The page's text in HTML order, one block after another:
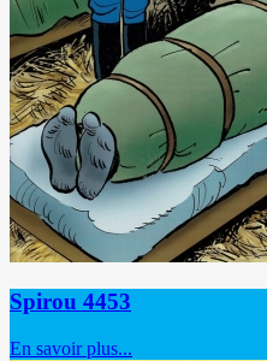
Spirou 4453
En savoir plus...